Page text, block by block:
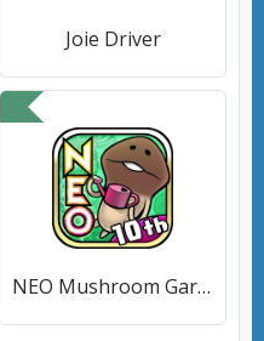
Joie Driver
NEO Mushroom Garden